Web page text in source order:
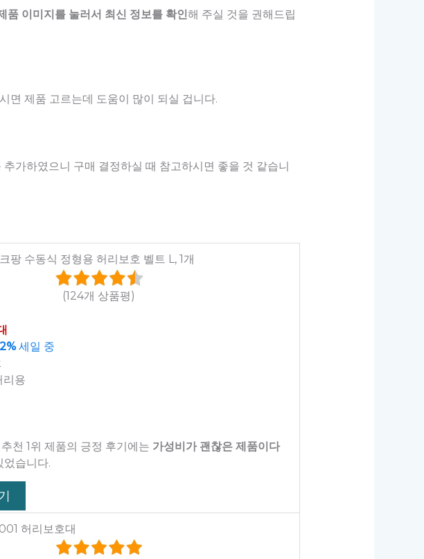
품 이미지를 눌러서 최신 정보를 확인해 주실 것을 권해드립
면 제품 고르는데 도움이 많이 되실 겁니다.
가하였으니 구매 결정하실 때 참고하시면 좋을 것 같습니
팡 수동식 정형용 허리보호 벨트 L, 1개
(124개 상품평)
세일 중
리용
천 1위 제품의 긍정 후기에는 가성비가 괜찮은 제품이다
었습니다.
허리보호대